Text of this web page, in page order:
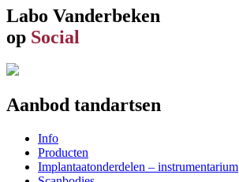
Labo Vanderbeken
op Social
Aanbod tandartsen
Info
Producten
Implantaatonderdelen – instrumentarium